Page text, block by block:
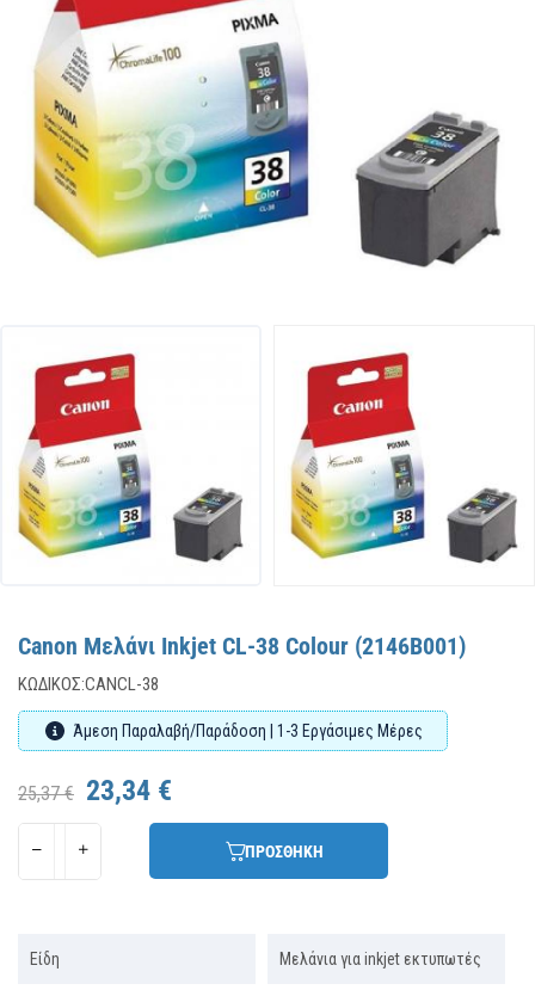
Canon Μελάνι Inkjet CL-38 Colour (2146B001)
ΚΩΔΙΚΌΣ:CANCL-38
Άμεση Παραλαβή/Παράδοση | 1-3 Εργάσιμες Μέρες
25,37 € 23,34 €
ΠΡΟΣΘΗΚΗ
Είδη Μελάνια για inkjet εκτυπωτές